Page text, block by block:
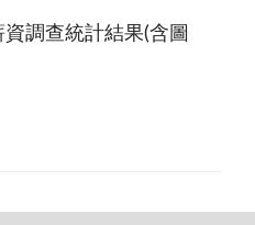
調查統計結果(含圖